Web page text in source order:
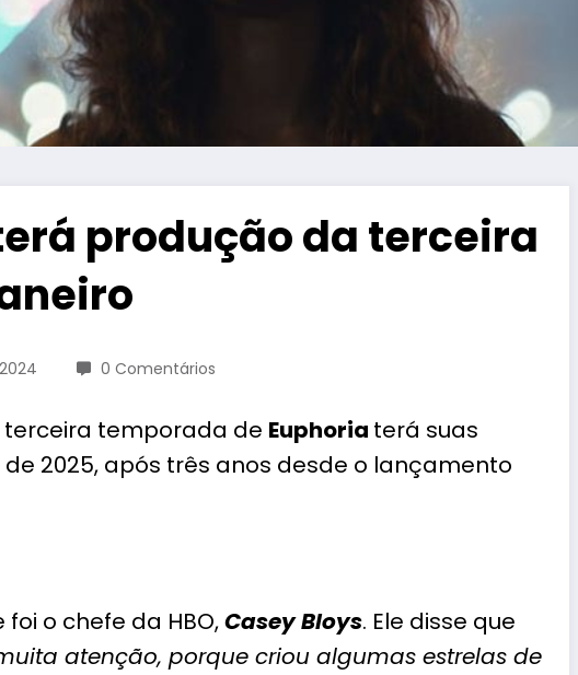
produção da terceira
0 Comentários
terceira temporada de Euphoria terá suas
2025, após três anos desde o lançamento
o chefe da HBO,Casey Bloys. Ele disse que
atenção, porque criou algumas estrelas de